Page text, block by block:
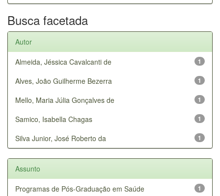
Busca facetada
Autor
1
Almeida, Jéssica Cavalcanti de
1
Alves, João Guilherme Bezerra
1
Mello, Maria Júlia Gonçalves de
1
Samico, Isabella Chagas
1
Silva Junior, José Roberto da
Assunto
1
Programas de Pós-Graduação em Saúde